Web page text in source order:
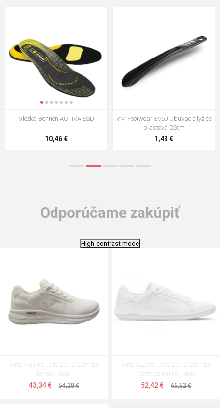
VM Footwear 3009 Vkladacia
5,21 €
VM Footwear 3102 Šnúrky ploché
0,79 €
Odporúčame zakúpiť
High-contrast mode
Joma Galilea Lady 2502 Dámske
tenisky biele
43,34 € 54,18 €
Joma C.Zero Lady 2502 Dámske
barefoot tenisky biele
52,42 € 65,52 €